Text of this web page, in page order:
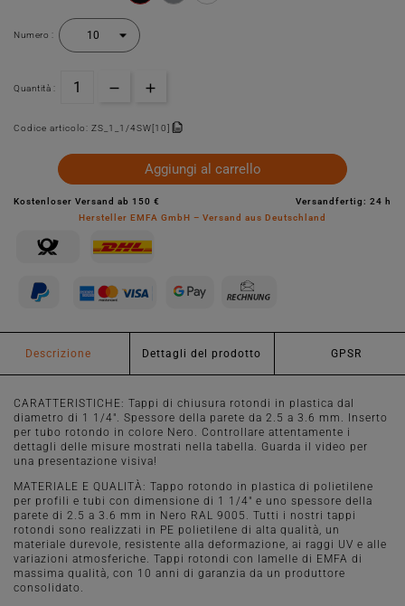
Numero :
Quantità :
Codice articolo: ZS_1_1/4SW[10]
Aggiungi al carrello
Kostenloser Versand ab 150 €
Versandfertig: 24 h
Hersteller EMFA GmbH – Versand aus Deutschland
Descrizione Dettagli del prodotto GPSR
CARATTERISTICHE: Tappi di chiusura rotondi in plastica dal
diametro di 1 1/4". Spessore della parete da 2.5 a 3.6 mm. Inserto
per tubo rotondo in colore Nero. Controllare attentamente i
dettagli delle misure mostrati nella tabella. Guarda il video per
una presentazione visiva!
MATERIALE E QUALITÀ: Tappo rotondo in plastica di polietilene
per profili e tubi con dimensione di 1 1/4" e uno spessore della
parete di 2.5 a 3.6 mm in Nero RAL 9005. Tutti i nostri tappi
rotondi sono realizzati in PE polietilene di alta qualità, un
materiale durevole, resistente alla deformazione, ai raggi UV e alle
variazioni atmosferiche. Tappi rotondi con lamelle di EMFA di
massima qualità, con 10 anni di garanzia da un produttore
consolidato.